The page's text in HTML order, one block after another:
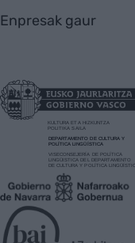
Enpresak gaur